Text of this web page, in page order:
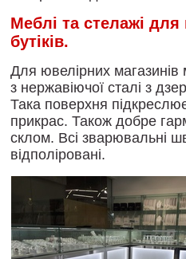
Меблі та стелажі для
бутіків.
Для ювелірних магазинів
з нержавіючої сталі з
Така поверхня
прикрас. Також добре
склом. Всі зварювальні
відполіровані.